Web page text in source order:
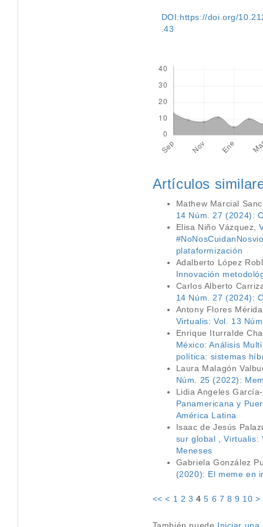
DOI:https://doi.org/
.43
Artículos
Mathew Marcial
14 Núm. 27 (2024):
Elisa Niño Vázquez,
plataformización
Adalberto López
Innovación
Carlos Alberto
14 Núm. 27 (2024):
Antony Flores Mérida,
Virtualis: Vol. 13
Enrique Iturralde
México: Análisis
política: sistemas
Laura Malagón
Núm. 25 (2022):
Lidia Angeles
Panamericana y
América Latina
Isaac de Jesús
sur global
,Virtualis:
Meneses
Gabriela González
(2020): El meme en
<< < 1 2 3 4 5 6 7 8 9 10 >
También puede Iniciar una